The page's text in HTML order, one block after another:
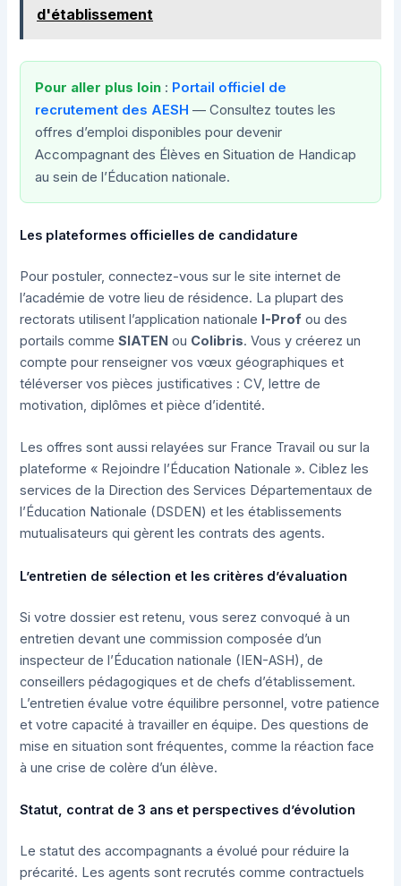
d'établissement
Pour aller plus loin : Portail officiel de
recrutement des AESH — Consultez toutes les
offres d’emploi disponibles pour devenir
Accompagnant des Élèves en Situation de Handicap
au sein de l’Éducation nationale.
Les plateformes officielles de candidature
Pour postuler, connectez-vous sur le site internet de
l’académie de votre lieu de résidence. La plupart des
rectorats utilisent l’application nationale I-Prof ou des
portails commeSIATEN ou Colibris. Vous y créerez un
compte pour renseigner vos vœux géographiques et
téléverser vos pièces justificatives : CV, lettre de
motivation, diplômes et pièce d’identité.
Les offres sont aussi relayées sur France Travail ou sur la
plateforme « Rejoindre l’Éducation Nationale ». Ciblez les
services de la Direction des Services Départementaux de
l’Éducation Nationale (DSDEN) et les établissements
mutualisateurs qui gèrent les contrats des agents.
L’entretien de sélection et les critères d’évaluation
Si votre dossier est retenu, vous serez convoqué à un
entretien devant une commission composée d’un
inspecteur de l’Éducation nationale (IEN-ASH), de
conseillers pédagogiques et de chefs d’établissement.
L’entretien évalue votre équilibre personnel, votre patience
et votre capacité à travailler en équipe. Des questions de
mise en situation sont fréquentes, comme la réaction face
à une crise de colère d’un élève.
Statut, contrat de 3 ans et perspectives d’évolution
Le statut des accompagnants a évolué pour réduire la
précarité. Les agents sont recrutés comme contractuels